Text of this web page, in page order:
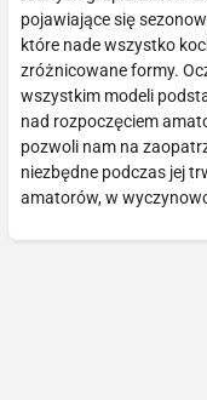
pojawiające się
które nade wszystko
zróżnicowane formy.
wszystkim modeli
nad rozpoczęciem
pozwoli nam na
niezbędne podczas jej
amatorów, w